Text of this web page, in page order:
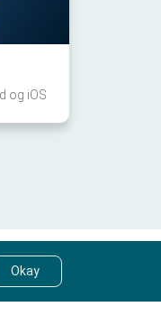
og iOS
Okay